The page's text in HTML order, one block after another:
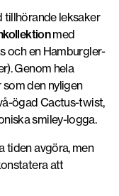
tillhörande leksaker
med
och en Hamburgler-
Genom hela
den nyligen
ögad Cactus-twist,
smiley-logga.
tiden avgöra, men
att